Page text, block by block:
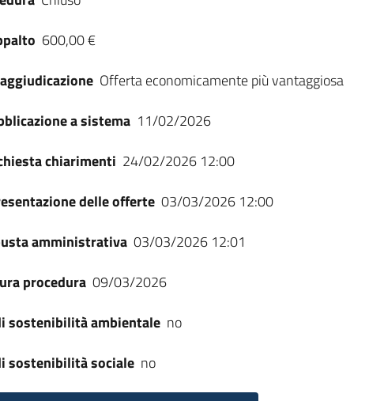
600,00 €
Offerta economicamente più vantaggiosa
a sistema 11/02/2026
chiarimenti 24/02/2026 12:00
delle offerte 03/03/2026 12:00
amministrativa 03/03/2026 12:01
procedura 09/03/2026
sostenibilità ambientale no
sostenibilità sociale no